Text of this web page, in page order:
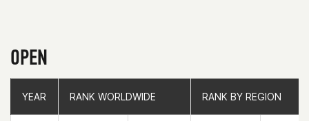
OPEN
YEAR RANK WORLDWIDE RANK BY REGION
YEAR RANK WORLDWIDE RANK BY REGION